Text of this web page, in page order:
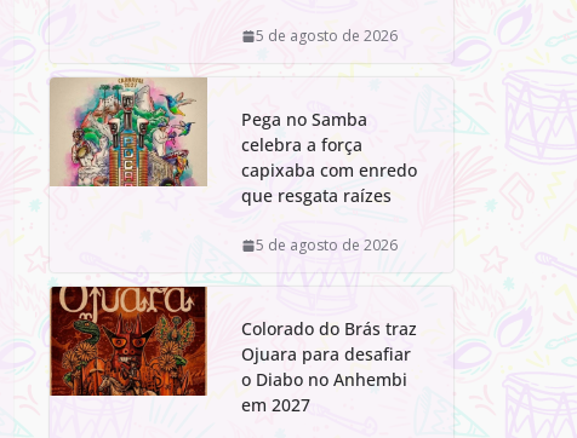
5 de agosto de 2026
Pega no Samba
celebra a força
capixaba com enredo
que resgata raízes
5 de agosto de 2026
Colorado do Brás traz
Ojuara para desafiar
o Diabo no Anhembi
em 2027